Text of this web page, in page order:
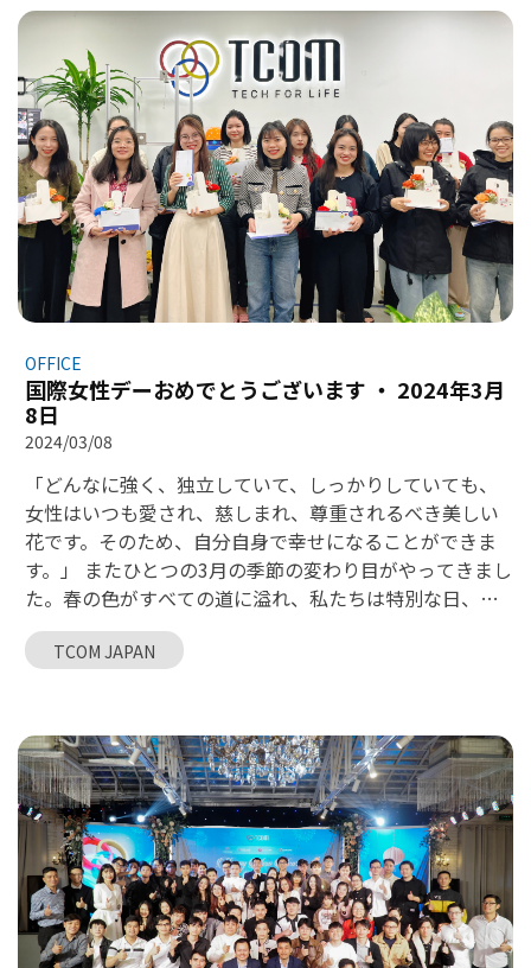
す。そのため、TCOMの採用担当者は、数百人の学生と対
面し、TCOMでの就職機会についてアドバイスを行いま
した。 TCOMは常に信頼できるパートナーであり、皆さ
んを歓迎し、インターンシップや勤務の機会を提供しま
す！ このイベントを通じて、TCOMは皆さんが若さの情
熱を保ち続け、夢中になって理想の仕事を見つけられる
ことを願っています。 イベントの様子の写真をぜひご覧
ください。
OFFICE
国際女性デーおめでとうございます ・ 2024年3月
8日
2024/03/08
「どんなに強く、独立していて、しっかりしていても、
女性はいつも愛され、慈しまれ、尊重されるべき美しい
花です。そのため、自分自身で幸せになることができま
す。」 またひとつの3月の季節の変わり目がやってきまし
た。春の色がすべての道に溢れ、私たちは特別な日、す
なわち世界の半分を称える国際女性デー3月8日を心待ち
にしています。 この雰囲気に合わせて、TCOMはすべて
実な花」であり続けることを願っています。世界の半分
が常に人生の幸せを見つけ、輝く花のように軽やかで素
晴らしい香りをもたらしますように。
TCOM JAPAN